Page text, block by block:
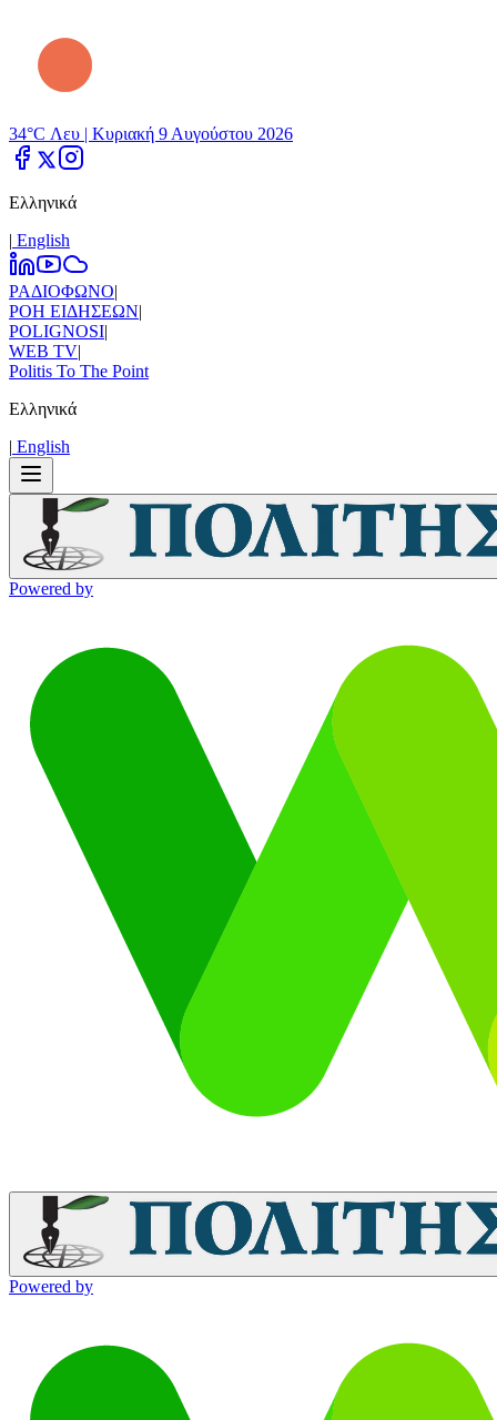
34°C Λευ | Κυριακή 9 Αυγούστου 2026
Ελληνικά
| Εnglish
ΡΑΔΙΟΦΩΝΟ|
ΡΟΗ ΕΙΔΗΣΕΩΝ|
POLIGNOSI|
WEB TV|
Politis To The Point
Ελληνικά
| Εnglish
Powered by
Powered by